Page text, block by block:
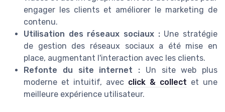
engager les clients et améliorer le marketing de
contenu.
Utilisation des réseaux sociaux :Une stratégie
de gestion des réseaux sociaux a été mise en
place, augmentant l'interaction avec les clients.
Refonte du site internet : Un site web plus
moderne et intuitif, avec click & collect et une
meilleure expérience utilisateur.